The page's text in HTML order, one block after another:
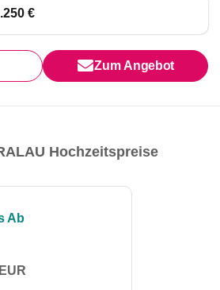
€
Zum Angebot
Hochzeitspreise
Ab